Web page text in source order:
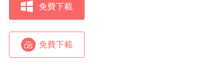
免費下載
免費下載